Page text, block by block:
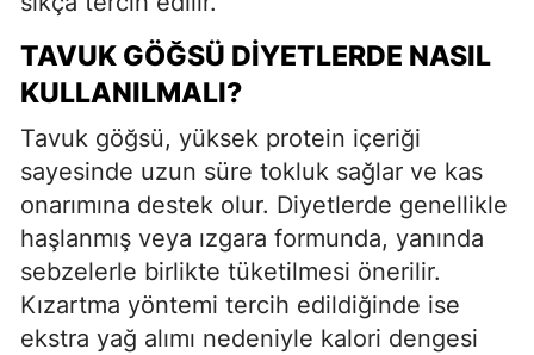
TAVUK GÖĞSÜ DIYETLERDE NASIL
KULLANILMALI?
Tavuk göğsü, yüksek protein içeriği
sayesinde uzun süre tokluk sağlar ve kas
onarımına destek olur. Diyetlerde genellikle
haşlanmış veya ızgara formunda, yanında
sebzelerle birlikte tüketilmesi önerilir.
Kızartma yöntemi tercih edildiğinde ise
ekstra yağ alımı nedeniyle kalori dengesi